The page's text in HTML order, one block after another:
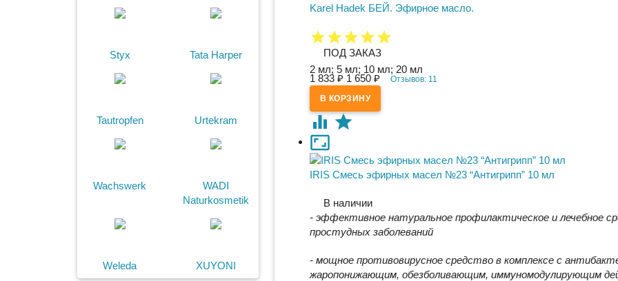
Styx Tata Harper
Tautropfen Urtekram
Wachswerk
WADI
Naturkosmetik
Weleda XUYONI
Karel Hadek БЕЙ. Эфирное масло.
ПОД ЗАКАЗ
2 мл; 5 мл; 10 мл; 20 мл
1 833 ₽ 1 650 ₽ Отзывов: 11
IRIS Смесь эфирных масел №23 “Антигрипп” 10 мл
В наличии
- эффективное натуральное профилактическое и лечебное
простудных заболеваний
- мощное противовирусное средство в комплексе с
жаропонижающим, обезболивающим, иммуномодулирующим